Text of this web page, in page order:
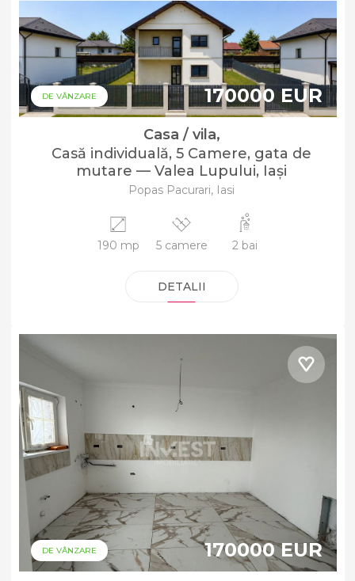
DE VÂNZARE 170000 EUR
Casa / vila,
Casă individuală, 5 Camere, gata de
mutare — Valea Lupului, Iași
Popas Pacurari, Iasi
190 mp 5 camere 2 bai
DETALII
DE VÂNZARE 170000 EUR